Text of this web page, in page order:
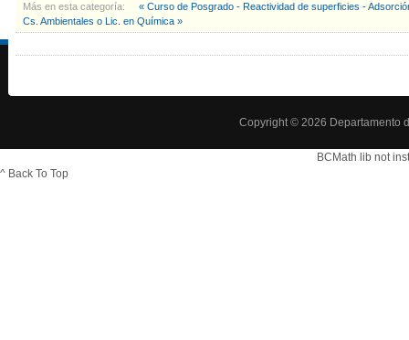
Más en esta categoría:
« Curso de Posgrado - Reactividad de superficies -
Cs. Ambientales o Lic. en Química »
Copyright © 2026 Departamento
BCMath lib not
^ Back To Top